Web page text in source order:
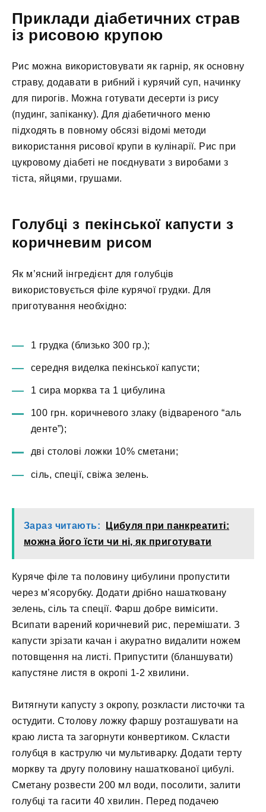
Приклади діабетичних страв
із рисовою крупою
Рис можна використовувати як гарнір, як основну
страву, додавати в рибний і курячий суп, начинку
для пирогів. Можна готувати десерти із рису
(пудинг, запіканку). Для діабетичного меню
підходять в повному обсязі відомі методи
використання рисової крупи в кулінарії. Рис при
цукровому діабеті не поєднувати з виробами з
тіста, яйцями, грушами.
Голубці з пекінської капусти з
коричневим рисом
Як м’ясний інгредієнт для голубців
використовується філе курячої грудки. Для
приготування необхідно:
1 грудка (близько 300 гр.);
середня виделка пекінської капусти;
1 сира морква та 1 цибулина
100 грн. коричневого злаку (відвареного “аль
денте”);
дві столові ложки 10% сметани;
сіль, спеції, свіжа зелень.
Зараз читають:
Цибуля при панкреатиті:
можна його їсти чи ні, як приготувати
Куряче філе та половину цибулини пропустити
через м’ясорубку. Додати дрібно нашатковану
зелень, сіль та спеції. Фарш добре вимісити.
Всипати варений коричневий рис, перемішати. З
капусти зрізати качан і акуратно видалити ножем
потовщення на листі. Припустити (бланшувати)
капустяне листя в окропі 1-2 хвилини.
Витягнути капусту з окропу, розкласти листочки та
остудити. Столову ложку фаршу розташувати на
краю листа та загорнути конвертиком. Скласти
голубця в каструлю чи мультиварку. Додати терту
моркву та другу половину нашаткованої цибулі.
Сметану розвести 200 мл води, посолити, залити
голубці та гасити 40 хвилин. Перед подачею